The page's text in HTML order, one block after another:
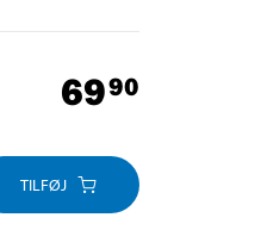
6990
TILFØJ